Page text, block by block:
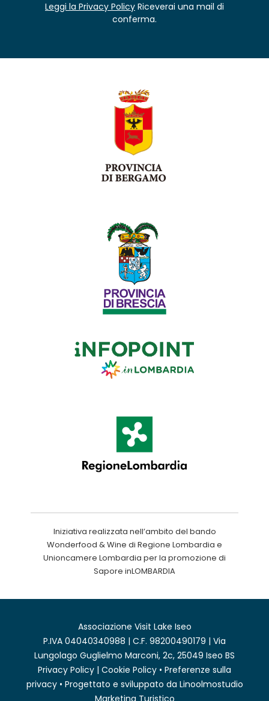
Leggi la Privacy Policy Riceverai una mail di
conferma.
Iniziativa realizzata nell’ambito del bando
Wonderfood & Wine di Regione Lombardia e
Unioncamere Lombardia per la promozione di
Sapore inLOMBARDIA
Associazione Visit Lake Iseo
P.IVA 04040340988 | C.F. 98200490179 | Via
Lungolago Guglielmo Marconi, 2c, 25049 Iseo BS
Privacy Policy | Cookie Policy • Preferenze sulla
privacy• Progettato e sviluppato da Linoolmostudio